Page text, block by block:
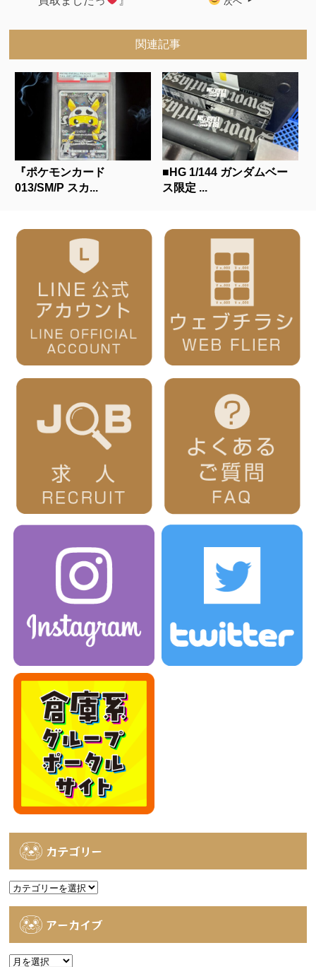
関連記事
『ポケモンカード
013/SM/P スカ...
■HG 1/144 ガンダムベー
ス限定 ...
カテゴリー
カ
アーカイブ
ア